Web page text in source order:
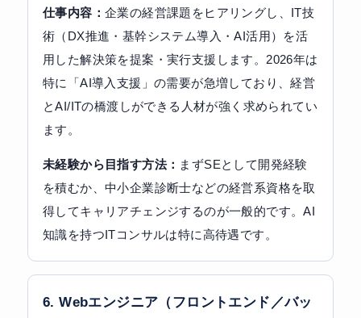
仕事内容： 企業の経営課題をヒアリングし、IT技
術（DX推進・基幹システム導入・AI活用）を活
用した解決策を提案・実行支援します。2026年は
特に「AI導入支援」の需要が急増しており、経営
とAI/ITの橋渡しができる人材が強く求められてい
ます。
未経験から目指す方法： まずSEとして開発経験
を積むか、中小企業診断士などの経営系資格を取
得してキャリアチェンジするのが一般的です。AI
知識を持つITコンサルは特に高待遇です。
6. Webエンジニア（フロントエンド／バッ